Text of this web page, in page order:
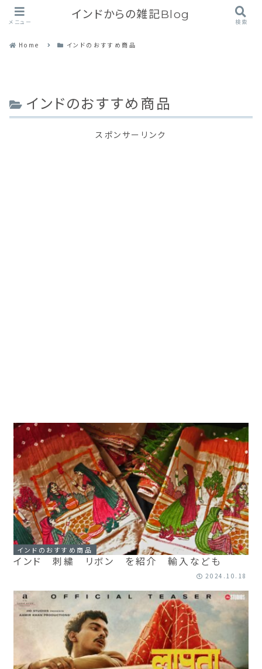
Home インドのおすすめ商品
インドのおすすめ商品
スポンサーリンク
インドのおすすめ商品
インド 刺繍 リボン を紹介 輸入なども
2024.10.18
メニュー
インドからの雑記Blog
検索